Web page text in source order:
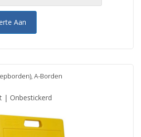
Aan
, A-Borden
| Onbestickerd